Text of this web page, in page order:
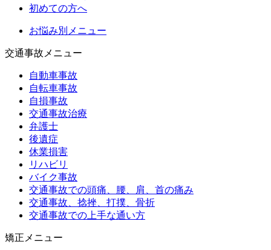
初めての方へ
お悩み別メニュー
交通事故メニュー
自動車事故
自転車事故
自損事故
交通事故治療
弁護士
後遺症
休業損害
リハビリ
バイク事故
交通事故での頭痛、腰、肩、首の痛み
交通事故、捻挫、打撲、骨折
交通事故での上手な通い方
矯正メニュー